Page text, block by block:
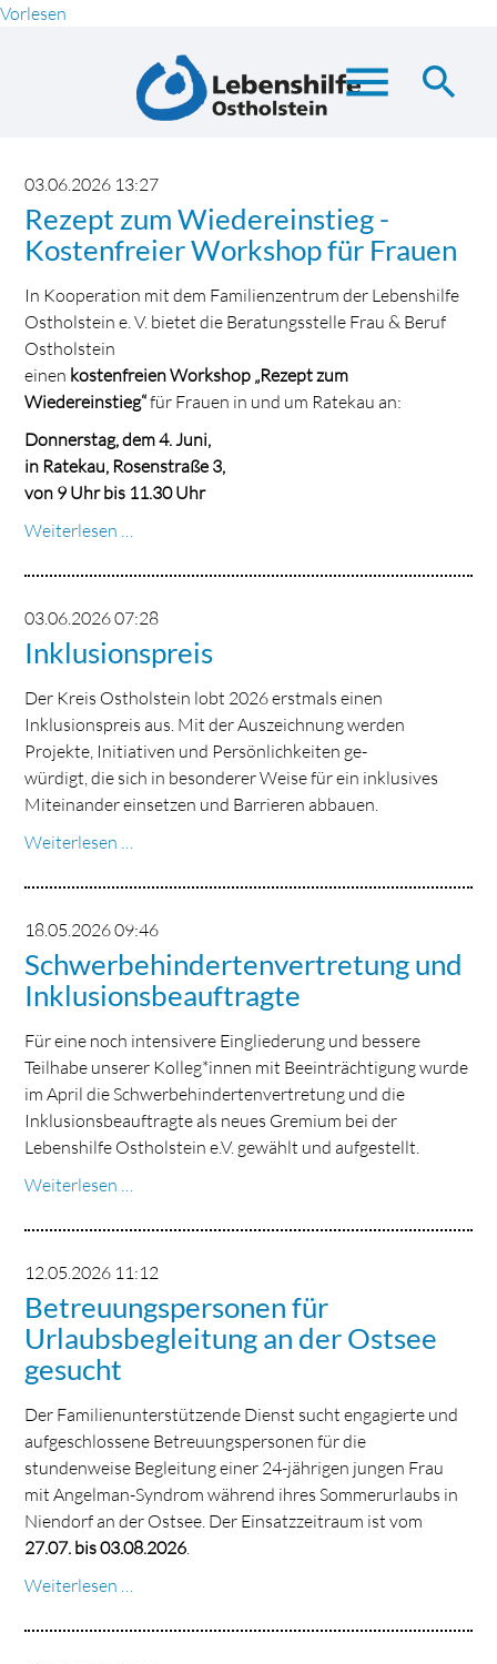
Vorlesen
menu search
03.06.2026 13:27
Rezept zum Wiedereinstieg -
Kostenfreier Workshop für Frauen
In Kooperation mit dem Familienzentrum der Lebenshilfe
Ostholstein e. V. bietet die Beratungsstelle Frau & Beruf
Ostholstein
einen kostenfreien Workshop „Rezept zum
Wiedereinstieg“für Frauen in und um Ratekau an:
Donnerstag, dem 4. Juni,
in Ratekau, Rosenstraße 3,
von 9 Uhr bis 11.30 Uhr
Weiterlesen …
Wiedereinstieg
-
Workshop
für
Frauen
03.06.2026 07:28
Inklusionspreis
Der Kreis Ostholstein lobt 2026 erstmals einen
Inklusionspreis aus. Mit der Auszeichnung werden
Projekte, Initiativen und Persönlichkeiten ge-
würdigt, die sich in besonderer Weise für ein inklusives
Miteinander einsetzen und Barrieren abbauen.
Weiterlesen …
18.05.2026 09:46
Schwerbehindertenvertretung und
Inklusionsbeauftragte
Für eine noch intensivere Eingliederung und bessere
Teilhabe unserer Kolleg*innen mit Beeinträchtigung wurde
im April die Schwerbehindertenvertretung und die
Inklusionsbeauftragte als neues Gremium bei der
Lebenshilfe Ostholstein e.V. gewählt und aufgestellt.
Weiterlesen …
Inklusionsbeauftragte
12.05.2026 11:12
Betreuungspersonen für
Urlaubsbegleitung an der Ostsee
gesucht
Der Familienunterstützende Dienst sucht engagierte und
aufgeschlossene Betreuungspersonen für die
stundenweise Begleitung einer 24-jährigen jungen Frau
mit Angelman-Syndrom während ihres Sommerurlaubs in
Niendorf an der Ostsee. Der Einsatzzeitraum ist vom
27.07. bis 03.08.2026.
Weiterlesen …
Urlaubsbegleitung